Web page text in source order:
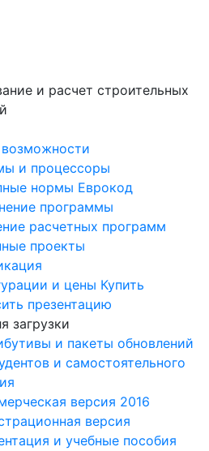
и расчет строительных
и процессоры
нормы Еврокод
программы
расчетных программ
проекты
и цены Купить
презентацию
загрузки
и пакеты обновлений
и самостоятельного
версия 2016
версия
и учебные пособия